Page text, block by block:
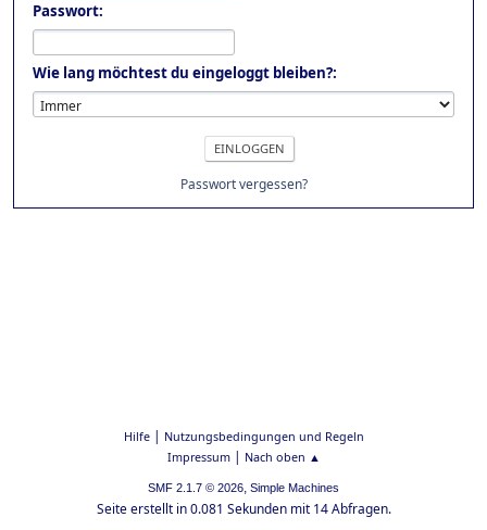
Passwort:
Wie lang möchtest du eingeloggt bleiben?:
Passwort vergessen?
Hilfe| Nutzungsbedingungen und Regeln
Impressum| Nach oben ▲
SMF 2.1.7 © 2026, Simple Machines
Seite erstellt in 0.081 Sekunden mit 14 Abfragen.